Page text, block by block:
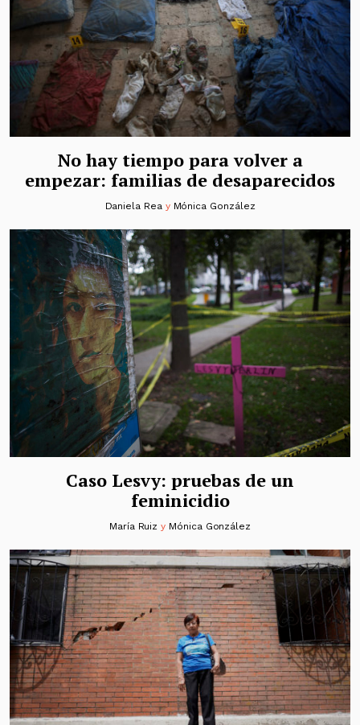
No hay tiempo para volver a
empezar: familias de desaparecidos
Daniela Reay Mónica González
Caso Lesvy: pruebas de un
feminicidio
María Ruiz y Mónica González